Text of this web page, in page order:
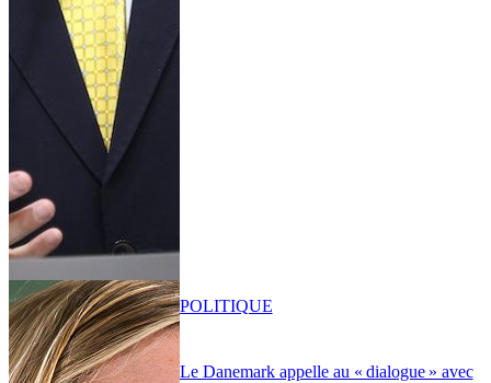
Le Danemark appelle au « dialogue » avec
POLITIQUE